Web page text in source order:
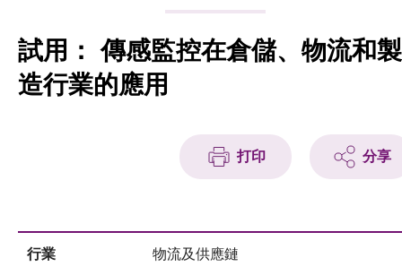
項目夥伴
試用： 傳感監控在倉儲、物流和製
造行業的應用
打印 分享
行業 物流及供應鏈